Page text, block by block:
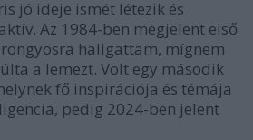
jó ideje ismét létezik és
Az 1984-ben megjelent első
hallgattam, mígnem
a lemezt. Volt egy második
fő inspirációja és témája
pedig 2024-ben jelent